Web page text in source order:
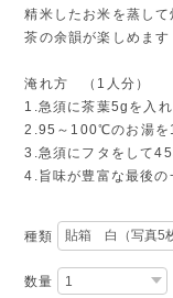
精米したお米を蒸し
茶の余韻が楽しめます
淹れ方 （1人分）
1.急須に茶葉5gを入れ
2.95～100℃のお湯を
3.急須にフタをして
4.旨味が豊富な最後の
種類
数量